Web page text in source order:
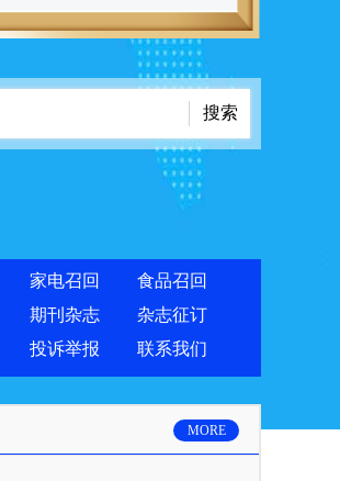
家电召回
食品召回
期刊杂志
杂志征订
投诉举报 联系我们
MORE